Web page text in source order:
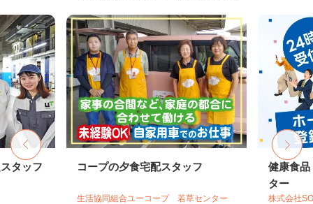
タッフ コープの夕食宅配スタッフ
生活協同組合ユーコープ 若草センター
健康食品
ター
株式会社